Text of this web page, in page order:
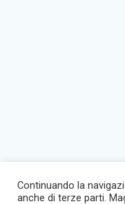
Continuando la
anche di terze parti.